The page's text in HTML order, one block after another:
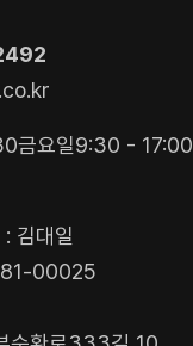
금요일9:30 - 17:00
김대일
81-00025